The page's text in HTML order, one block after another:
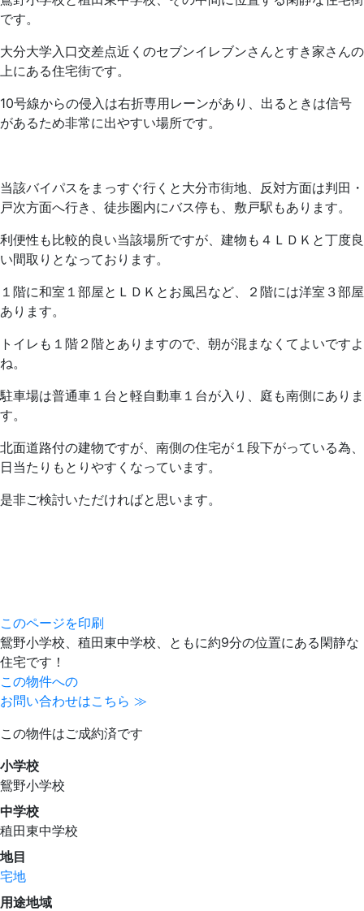
です。
大分大学入口交差点近くのセブンイレブンさんとすき家さんの
上にある住宅街です。
10号線からの侵入は右折専用レーンがあり、出るときは信号
があるため非常に出やすい場所です。
当該バイパスをまっすぐ行くと大分市街地、反対方面は判田・
戸次方面へ行き、徒歩圏内にバス停も、敷戸駅もあります。
利便性も比較的良い当該場所ですが、建物も４ＬＤＫと丁度良
い間取りとなっております。
１階に和室１部屋とＬＤＫとお風呂など、２階には洋室３部屋
あります。
トイレも１階２階とありますので、朝が混まなくてよいですよ
ね。
駐車場は普通車１台と軽自動車１台が入り、庭も南側にありま
す。
北面道路付の建物ですが、南側の住宅が１段下がっている為、
日当たりもとりやすくなっています。
是非ご検討いただければと思います。
このページを印刷
鴛野小学校、稙田東中学校、ともに約9分の位置にある閑静な
住宅です！
この物件への
お問い合わせはこちら ≫
この物件はご成約済です
小学校
鴛野小学校
中学校
稙田東中学校
地目
宅地
用途地域